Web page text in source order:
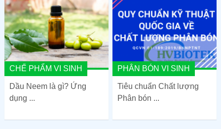
CHẾ PHẨM VI SINH
Dầu Neem là gì? Ứng
dụng ...
PHÂN BÓN VI SINH
Tiêu chuẩn Chất lượng
Phân bón ...